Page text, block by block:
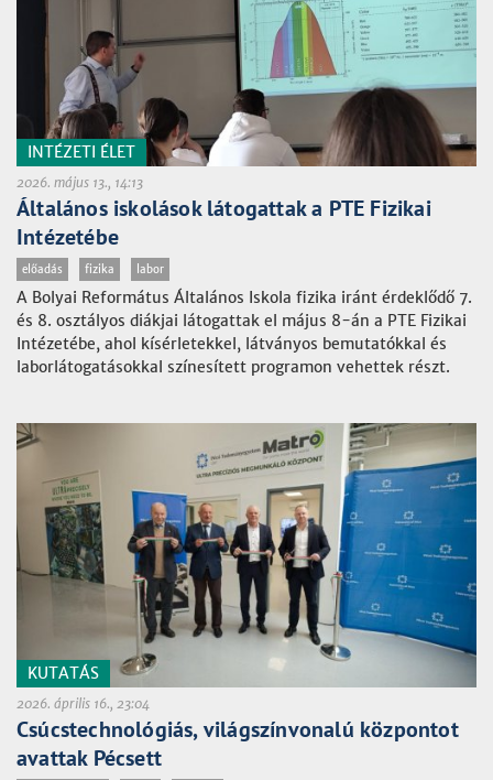
INTÉZETI ÉLET
2026. május 13., 14:13
Általános iskolások látogattak a PTE Fizikai
Intézetébe
előadás fizika labor
A Bolyai Református Általános Iskola fizika iránt érdeklődő 7.
és 8. osztályos diákjai látogattak el május 8-án a PTE Fizikai
Intézetébe, ahol kísérletekkel, látványos bemutatókkal és
laborlátogatásokkal színesített programon vehettek részt.
KUTATÁS
2026. április 16., 23:04
Csúcstechnológiás, világszínvonalú központot
avattak Pécsett